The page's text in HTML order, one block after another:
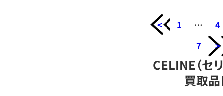
< 1 …
4
7
>
CELINE（セ
買取